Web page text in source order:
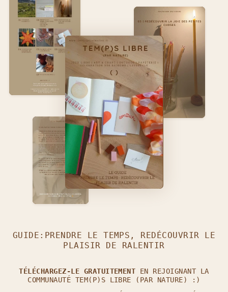
GUIDE:PRENDRE LE TEMPS, REDÉCOUVRIR LE
PLAISIR DE RALENTIR
TÉLÉCHARGEZ-LE GRATUITEMENT EN REJOIGNANT LA
COMMUNAUTÉ TEM(P)S LIBRE (PAR NATURE) :)
REJOINS L'AVENTURE TEM(P)S LIBRE (PAR